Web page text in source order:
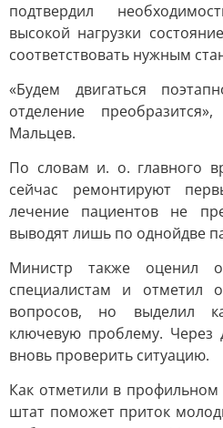
подтвердил
высокой нагрузки
соответствовать нужным
«Будем двигаться
отделение
Мальцев.
По словам и. о. главного
сейчас ремонтируют
лечение пациентов не
выводят лишь по однойдве
Министр также оценил
специалистам и отметил
вопросов, но выделил
ключевую проблему. Через
вновь проверить ситуацию.
Как отметили в профильном
штат поможет приток